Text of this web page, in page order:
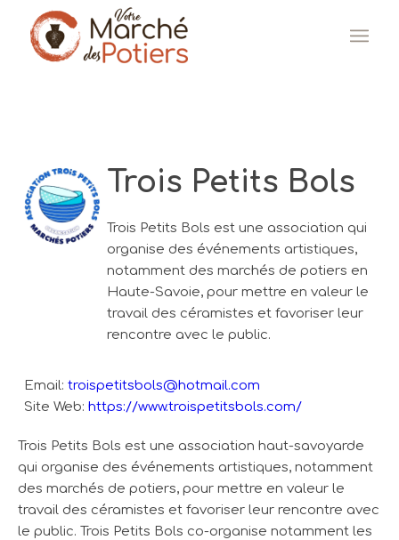
Trois Petits Bols
Trois Petits Bols est une association qui
organise des événements artistiques,
notamment des marchés de potiers en
Haute-Savoie, pour mettre en valeur le
travail des céramistes et favoriser leur
rencontre avec le public.
Email: troispetitsbols@hotmail.com
Site Web: https://www.troispetitsbols.com/
Trois Petits Bols est une association haut-savoyarde
qui organise des événements artistiques, notamment
des marchés de potiers, pour mettre en valeur le
travail des céramistes et favoriser leur rencontre avec
le public. Trois Petits Bols co-organise notamment les